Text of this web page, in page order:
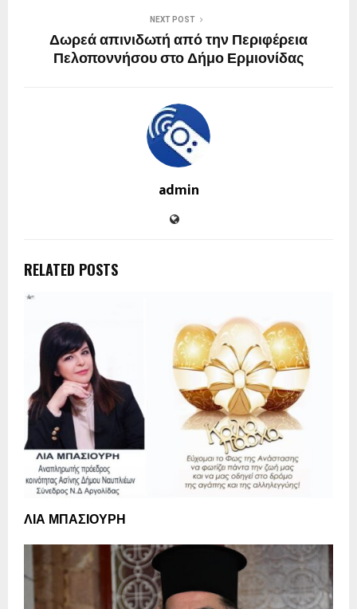
NEXT POST
Δωρεά απινιδωτή από την Περιφέρεια
Πελοποννήσου στο Δήμο Ερμιονίδας
admin
RELATED POSTS
ΛΙΑ ΜΠΑΣΙΟΥΡΗ